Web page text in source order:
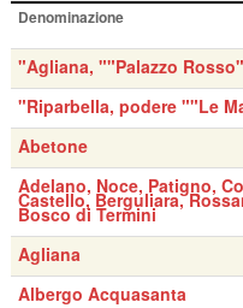
Denominazione
"Agliana, ""Palazzo Rosso"
"Riparbella, podere ""Le
Abetone
Adelano, Noce, Patigno,
Castello, Berguliara,
Bosco di Termini
Agliana
Albergo Acquasanta